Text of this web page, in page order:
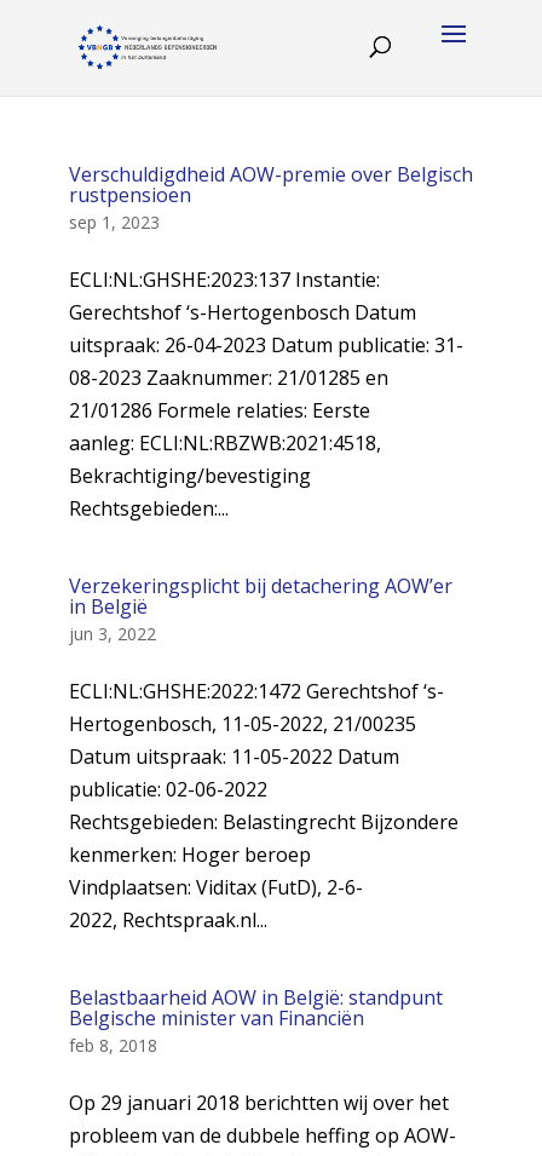
Verschuldigdheid AOW-premie over Belgisch
rustpensioen
sep 1, 2023
ECLI:NL:GHSHE:2023:137 Instantie:
Gerechtshof ‘s-Hertogenbosch Datum
uitspraak: 26-04-2023 Datum publicatie: 31-
08-2023 Zaaknummer: 21/01285 en
21/01286 Formele relaties: Eerste
aanleg: ECLI:NL:RBZWB:2021:4518,
Bekrachtiging/bevestiging
Rechtsgebieden:...
Verzekeringsplicht bij detachering AOW’er
in België
jun 3, 2022
ECLI:NL:GHSHE:2022:1472 Gerechtshof ‘s-
Hertogenbosch, 11-05-2022, 21/00235
Datum uitspraak: 11-05-2022 Datum
publicatie: 02-06-2022
Rechtsgebieden: Belastingrecht Bijzondere
kenmerken: Hoger beroep
Vindplaatsen: Viditax (FutD), 2-6-
2022, Rechtspraak.nl...
Belastbaarheid AOW in België: standpunt
Belgische minister van Financiën
feb 8, 2018
Op 29 januari 2018 berichtten wij over het
probleem van de dubbele heffing op AOW-